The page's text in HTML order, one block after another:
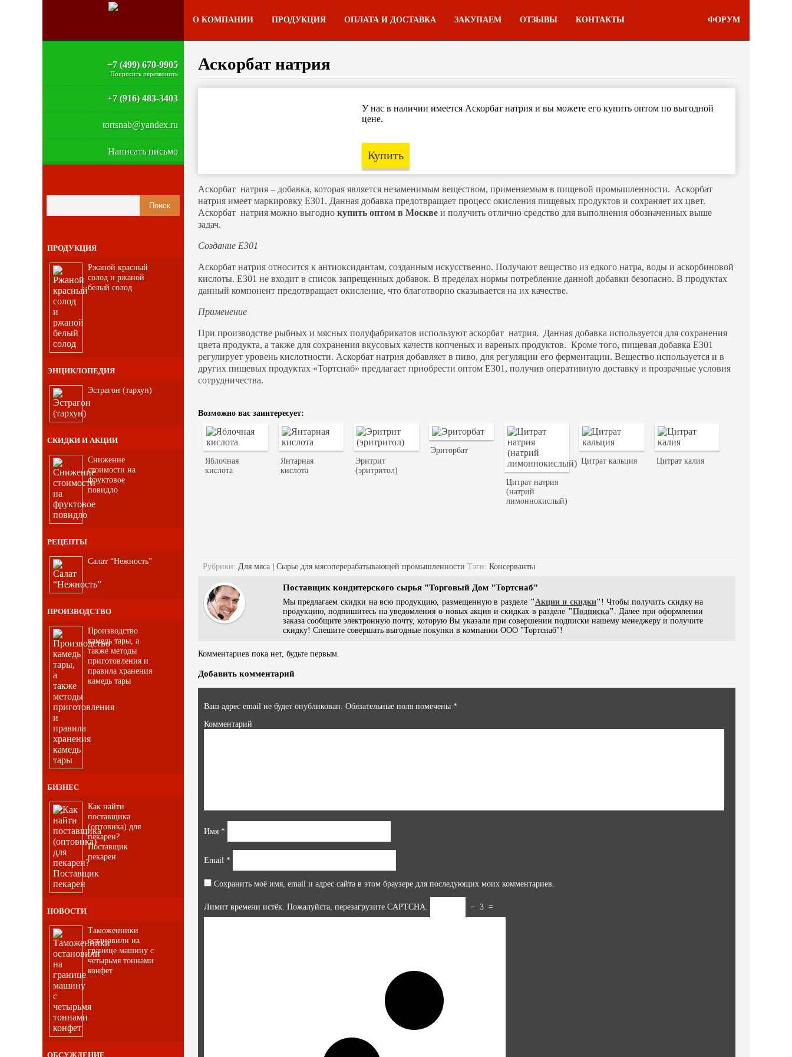
О КОМПАНИИ ПРОДУКЦИЯ ОПЛАТА И ДОСТАВКА ЗАКУПАЕМ ОТЗЫВЫ КОНТАКТЫ ФОРУМ
+7 (499) 670-9905
Попросить перезвонить
+7 (916) 483-3403
tortsnab@yandex.ru
Написать письмо
ПРОДУКЦИЯ
Ржаной красный
солод и ржаной
белый солод
ЭНЦИКЛОПЕДИЯ
Эстрагон (тархун)
СКИДКИ И АКЦИИ
Снижение
стоимости на
фруктовое
повидло
РЕЦЕПТЫ
Салат “Нежность”
ПРОИЗВОДСТВО
Производство
камедь тары, а
также методы
приготовления и
правила хранения
камедь тары
БИЗНЕС
Как найти
поставщика
(оптовика) для
пекарен?
Поставщик
пекарен
НОВОСТИ
Таможенники
остановили на
границе машину с
четырьмя тоннами
конфет
ОБСУЖДЕНИЕ
Аскорбат натрия
У нас в наличии имеется Аскорбат натрия и вы можете его купить оптом по выгодной
цене.
Купить
Аскорбат натрия – добавка, которая является незаменимым веществом, применяемым в пищевой промышленности. Аскорбат
натрия имеет маркировку Е301. Данная добавка предотвращает процесс окисления пищевых продуктов и сохраняет их цвет.
Аскорбат натрия можно выгодно купить оптом в Москве и получить отлично средство для выполнения обозначенных выше
задач.
Создание Е301
Аскорбат натрия относится к антиоксидантам, созданным искусственно. Получают вещество из едкого натра, воды и аскорбиновой
кислоты. Е301 не входит в список запрещенных добавок. В пределах нормы потребление данной добавки безопасно. В продуктах
данный компонент предотвращает окисление, что благотворно сказывается на их качестве.
Применение
При производстве рыбных и мясных полуфабрикатов используют аскорбат натрия. Данная добавка используется для сохранения
цвета продукта, а также для сохранения вкусовых качеств копченых и вареных продуктов. Кроме того, пищевая добавка Е301
регулирует уровень кислотности. Аскорбат натрия добавляет в пиво, для регуляции его ферментации. Вещество используется и в
других пищевых продуктах «Тортснаб» предлагает приобрести оптом Е301, получив оперативную доставку и прозрачные условия
сотрудничества.
Возможно вас заинтересует:
Яблочная
кислота
Янтарная
кислота
Эритрит
(эритритол)
Эриторбат
Цитрат натрия
(натрий
лимоннокислый)
Цитрат кальция Цитрат калия
Рубрики: Для мяса Сырье для мясоперерабатывающей промышленности Тэги: Консерванты
Поставщик кондитерского сырья "Торговый Дом "Тортснаб"
Мы предлагаем скидки на всю продукцию, размещенную в разделе "Акции и скидки"! Чтобы получить скидку на
продукцию, подпишитесь на уведомления о новых акция и скидках в разделе "Подписка". Далее при оформлении
заказа сообщите электронную почту, которую Вы указали при совершении подписки нашему менеджеру и получите
скидку! Спешите совершать выгодные покупки в компании ООО "Тортснаб"!
Комментариев пока нет, будьте первым.
Добавить комментарий
Ваш адрес email не будет опубликован. Обязательные поля помечены *
Комментарий
Имя *
Email *
Сохранить моё имя, email и адрес сайта в этом браузере для последующих моих комментариев.
Лимит времени истёк. Пожалуйста, перезагрузите CAPTCHA. − 3 =